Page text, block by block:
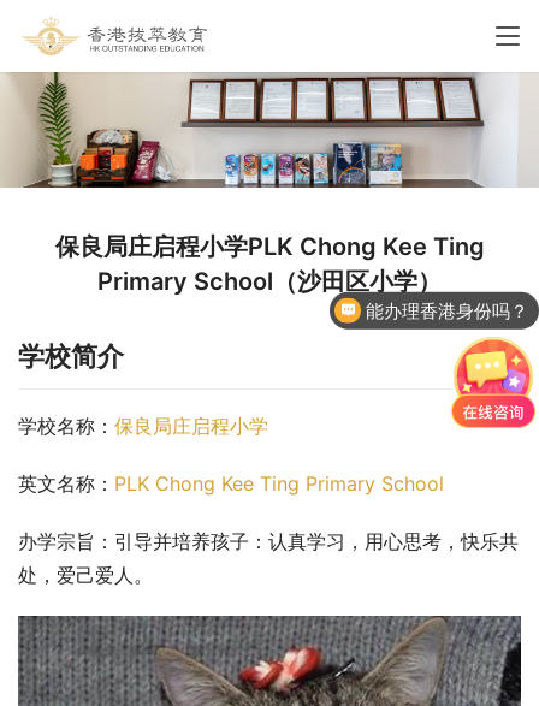
保良局庄启程小学PLK Chong Kee Ting
Primary School（沙田区小学）
学校简介
学校名称： 保良局庄启程小学
英文名称： PLK Chong Kee Ting Primary School
办学宗旨：引导并培养孩子：认真学习，用心思考，快乐共
处，爱己爱人。
能办理香港身份吗？
香港国际学校申请